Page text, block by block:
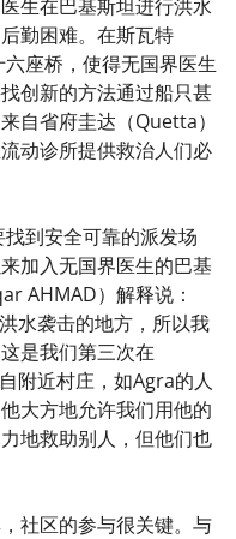
生在巴基斯坦进行洪水
勤困难。在斯瓦特
六座桥，使得无国界医生
创新的方法通过船只甚
自省府圭达（Quetta）
动诊所提供救治人们必
到安全可靠的派发场
加入无国界医生的巴基
AHMAD）解释说：
水袭击的地方，所以我
是我们第三次在
附近村庄，如Agra的人
大方地允许我们用他的
地救助别人，但他们也
社区的参与很关键。与